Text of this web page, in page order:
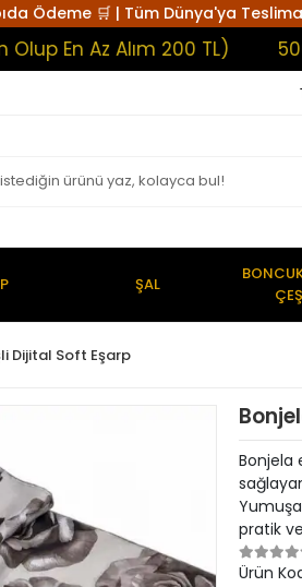
Ödeme 🛒 | Tüm Dünya'ya
Az Alım 200 TL) 5000 TL
ŞAL
Dijital Soft Eşarp
Bonjela
pratik
Ürün